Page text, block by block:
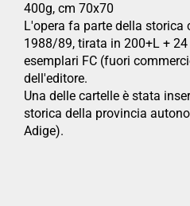
400g, cm 70x70
L'opera fa parte della storica
1988/89, tirata in 200+L +
esemplari FC (fuori
dell'editore.
Una delle cartelle è stata
storica della provincia
Adige).